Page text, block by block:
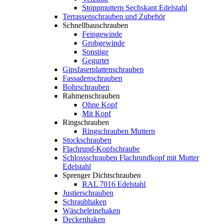
Stoppmuttern Sechskant Edelstahl
Terrassenschrauben und Zubehör
Schnellbauschrauben
Feingewinde
Grobgewinde
Sonstige
Gegurtet
Gipsfaserplattenschrauben
Fassadenschrauben
Bohrschrauben
Rahmenschrauben
Ohne Kopf
Mit Kopf
Ringschrauben
Ringschrauben Muttern
Stockschrauben
Flachrund-Kopfschraube
Schlossschrauben Flachrundkopf mit Mutter
Edelstahl
Sprenger Dichtschrauben
RAL 7016 Edelstahl
Justierschrauben
Schraubhaken
Wäscheleinehaken
Deckenhaken